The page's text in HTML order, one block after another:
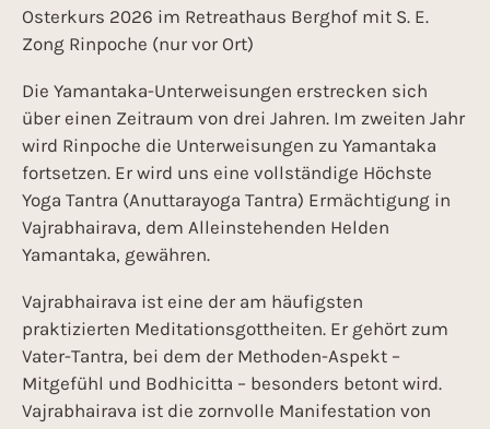
Osterkurs 2026 im Retreathaus Berghof mit S. E.
Zong Rinpoche (nur vor Ort)
Die Yamantaka-Unterweisungen erstrecken sich
über einen Zeitraum von drei Jahren. Im zweiten Jahr
wird Rinpoche die Unterweisungen zu Yamantaka
fortsetzen. Er wird uns eine vollständige Höchste
Yoga Tantra (Anuttarayoga Tantra) Ermächtigung in
Vajrabhairava, dem Alleinstehenden Helden
Yamantaka, gewähren.
Vajrabhairava ist eine der am häufigsten
praktizierten Meditationsgottheiten. Er gehört zum
Vater-Tantra, bei dem der Methoden-Aspekt –
Mitgefühl und Bodhicitta – besonders betont wird.
Vajrabhairava ist die zornvolle Manifestation von